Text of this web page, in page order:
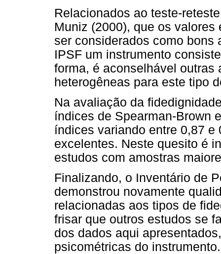
Relacionados ao teste-
Muniz (2000), que os
ser considerados como bons
IPSF um instrumento
forma, é aconselhável outras
heterogêneas para este tipo
Na avaliação da
índices de Spearman-Brown
índices variando entre 0,87
excelentes. Neste quesito é
estudos com amostras
Finalizando, o Inventário de
demonstrou novamente
relacionadas aos tipos de
frisar que outros estudos se
dos dados aqui
psicométricas do instrumento.